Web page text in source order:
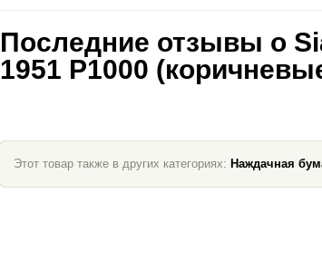
Последние отзывы о
1951 P1000
Этот товар также в других категориях: Наждачная